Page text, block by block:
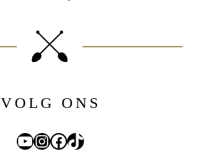
VOLG ONS
YouTube
Instagram
Facebook
TikTok